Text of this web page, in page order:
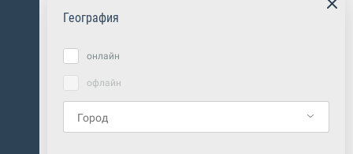
География
онлайн
офлайн